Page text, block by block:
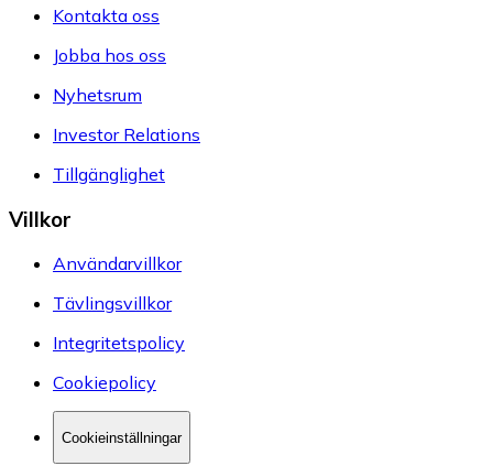
Kontakta oss
Jobba hos oss
Nyhetsrum
Investor Relations
Tillgänglighet
Villkor
Användarvillkor
Tävlingsvillkor
Integritetspolicy
Cookiepolicy
Cookieinställningar